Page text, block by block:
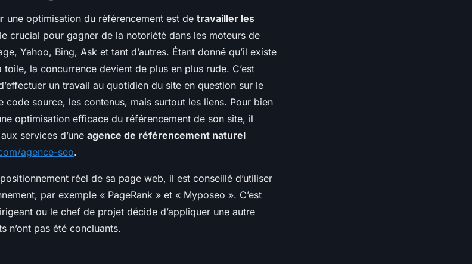
une optimisation du référencement est de travailler les
crucial pour gagner de la notoriété dans les moteurs de
Yahoo, Bing, Ask et tant d’autres. Étant donné qu’il existe
la concurrence devient de plus en plus rude. C’est
un travail au quotidien du site en question sur le
code source, les contenus, mais surtout les liens. Pour bien
optimisation efficace du référencement de son site, il
services d’une agence de référencement naturel
agence-seo.
réel de sa page web, il est conseillé d’utiliser
par exemple « PageRank » et « Myposeo ». C’est
ou le chef de projet décide d’appliquer une autre
n’ont pas été concluants.